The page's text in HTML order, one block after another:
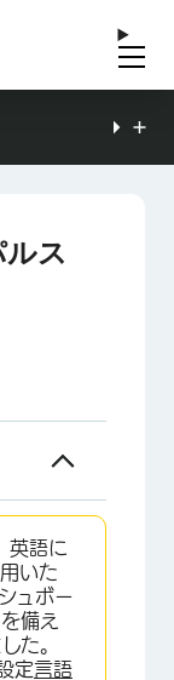
ス
ズ
英語に
いた
ュボー
備え
た。
定言語